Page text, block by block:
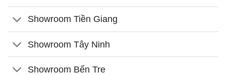
Showroom Tiền Giang
Showroom Tây Ninh
Showroom Bến Tre